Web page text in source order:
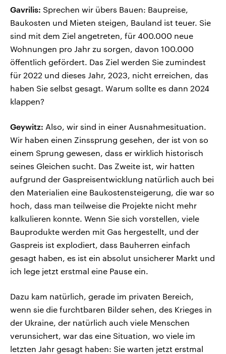
Gavrilis: Sprechen wir übers Bauen: Baupreise,
Baukosten und Mieten steigen, Bauland ist teuer. Sie
sind mit dem Ziel angetreten, für 400.000 neue
Wohnungen pro Jahr zu sorgen, davon 100.000
öffentlich gefördert. Das Ziel werden Sie zumindest
für 2022 und dieses Jahr, 2023, nicht erreichen, das
haben Sie selbst gesagt. Warum sollte es dann 2024
klappen?
Geywitz: Also, wir sind in einer Ausnahmesituation.
Wir haben einen Zinssprung gesehen, der ist von so
einem Sprung gewesen, dass er wirklich historisch
seines Gleichen sucht. Das Zweite ist, wir hatten
aufgrund der Gaspreisentwicklung natürlich auch bei
den Materialien eine Baukostensteigerung, die war so
hoch, dass man teilweise die Projekte nicht mehr
kalkulieren konnte. Wenn Sie sich vorstellen, viele
Bauprodukte werden mit Gas hergestellt, und der
Gaspreis ist explodiert, dass Bauherren einfach
gesagt haben, es ist ein absolut unsicherer Markt und
ich lege jetzt erstmal eine Pause ein.
Dazu kam natürlich, gerade im privaten Bereich,
wenn sie die furchtbaren Bilder sehen, des Krieges in
der Ukraine, der natürlich auch viele Menschen
verunsichert, war das eine Situation, wo viele im
letzten Jahr gesagt haben: Sie warten jetzt erstmal